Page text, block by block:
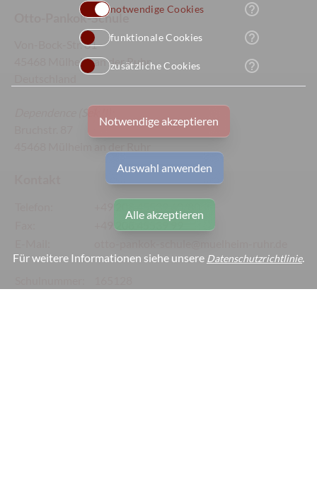
notwendige Cookies help_outline
funktionale Cookies help_outline
zusätzliche Cookies help_outline
Notwendige akzeptieren
Auswahl anwenden
Alle akzeptieren
Für weitere Informationen siehe unsere Datenschutzrichtlinie.
Otto-Pankok-Schule
Von-Bock-Str. 81
45468 Mülheim an der Ruhr
(Sek II):
+49 208 45539 60/80
+49 208 45539 99